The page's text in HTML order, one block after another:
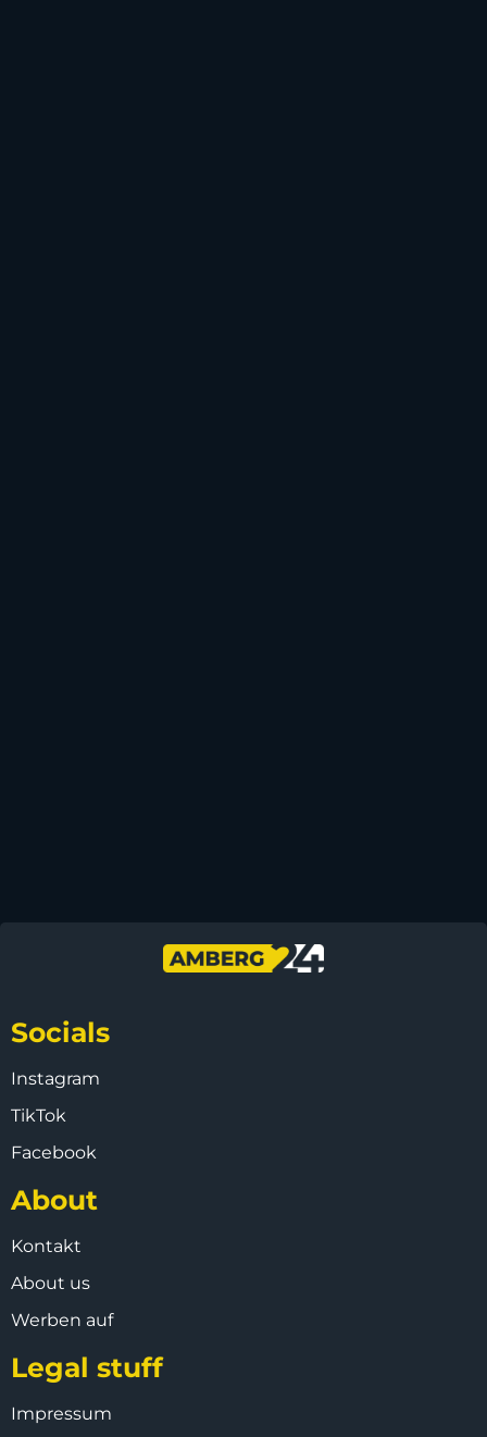
Socials
Instagram
TikTok
Facebook
About
Kontakt
About us
Werben auf
Legal stuff
Impressum